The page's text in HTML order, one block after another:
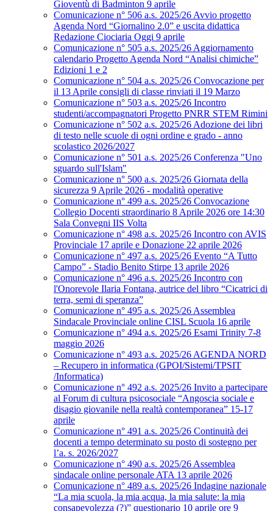
Gioventù di Badminton 9 aprile
Comunicazione n° 506 a.s. 2025/26 Avvio progetto
Agenda Nord “Giornalino 2.0” e uscita didattica
Redazione Ciociaria Oggi 9 aprile
Comunicazione n° 505 a.s. 2025/26 Aggiornamento
calendario Progetto Agenda Nord “Analisi chimiche”
Edizioni 1 e 2
Comunicazione n° 504 a.s. 2025/26 Convocazione per
il 13 Aprile consigli di classe rinviati il 19 Marzo
Comunicazione n° 503 a.s. 2025/26 Incontro
studenti/accompagnatori Progetto PNRR STEM Rimini
Comunicazione n° 502 a.s. 2025/26 Adozione dei libri
di testo nelle scuole di ogni ordine e grado - anno
scolastico 2026/2027
Comunicazione n° 501 a.s. 2025/26 Conferenza "Uno
sguardo sull'Islam"
Comunicazione n° 500 a.s. 2025/26 Giornata della
sicurezza 9 Aprile 2026 - modalità operative
Comunicazione n° 499 a.s. 2025/26 Convocazione
Collegio Docenti straordinario 8 Aprile 2026 ore 14:30
Sala Convegni IIS Volta
Comunicazione n° 498 a.s. 2025/26 Incontro con AVIS
Provinciale 17 aprile e Donazione 22 aprile 2026
Comunicazione n° 497 a.s. 2025/26 Evento “A Tutto
Campo” - Stadio Benito Stirpe 13 aprile 2026
Comunicazione n° 496 a.s. 2025/26 Incontro con
l'Onorevole Ilaria Fontana, autrice del libro “Cicatrici di
terra, semi di speranza”
Comunicazione n° 495 a.s. 2025/26 Assemblea
Sindacale Provinciale online CISL Scuola 16 aprile
Comunicazione n° 494 a.s. 2025/26 Esami Trinity 7-8
maggio 2026
Comunicazione n° 493 a.s. 2025/26 AGENDA NORD
– Recupero in informatica (GPOI/Sistemi/TPSIT
/Informatica)
Comunicazione n° 492 a.s. 2025/26 Invito a partecipare
al Forum di cultura psicosociale “Angoscia sociale e
disagio giovanile nella realtà contemporanea” 15-17
aprile
Comunicazione n° 491 a.s. 2025/26 Continuità dei
docenti a tempo determinato su posto di sostegno per
l’a. s. 2026/2027
Comunicazione n° 490 a.s. 2025/26 Assemblea
sindacale online personale ATA 13 aprile 2026
Comunicazione n° 489 a.s. 2025/26 Indagine nazionale
“La mia scuola, la mia acqua, la mia salute: la mia
consapevolezza (?)” questionario 10 aprile ore 9